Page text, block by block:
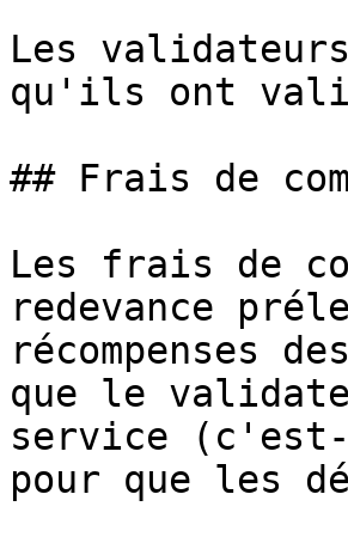
Les
qu'ils ont
## Frais de
Les frais de
redevance
récompenses
que le
service
pour que les